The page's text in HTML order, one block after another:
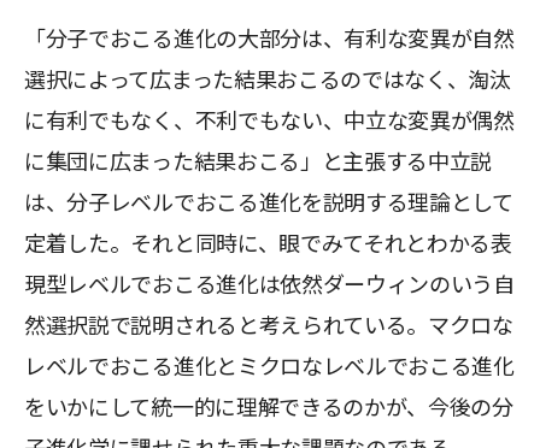
「分子でおこる進化の大部分は、有利な変異が自然
選択によって広まった結果おこるのではなく、淘汰
に有利でもなく、不利でもない、中立な変異が偶然
に集団に広まった結果おこる」と主張する中立説
は、分子レベルでおこる進化を説明する理論として
定着した。それと同時に、眼でみてそれとわかる表
現型レベルでおこる進化は依然ダーウィンのいう自
然選択説で説明されると考えられている。マクロな
レベルでおこる進化とミクロなレベルでおこる進化
をいかにして統一的に理解できるのかが、今後の分